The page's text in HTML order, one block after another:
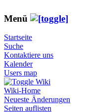
Menü
Startseite
Suche
Kontaktiere uns
Kalender
Users map
Wiki
Wiki-Home
Neueste Änderungen
Seiten auflisten